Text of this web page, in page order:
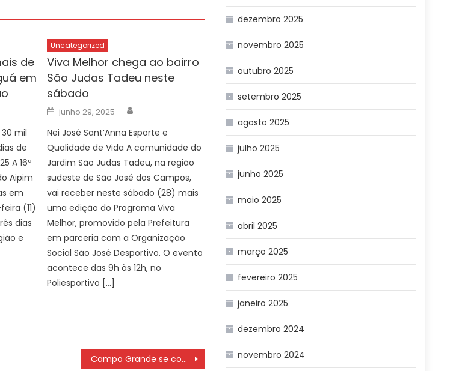
de
em
mil
de
A 16ª
Aipim
em
(11)
dias
e
Uncategorized
Viva Melhor chega ao bairro
São Judas Tadeu neste
sábado
Posted
on
junho 29, 2025
Nei José Sant’Anna Esporte e
Qualidade de Vida A comunidade do
Jardim São Judas Tadeu, na região
sudeste de São José dos Campos,
vai receber neste sábado (28) mais
uma edição do Programa Viva
Melhor, promovido pela Prefeitura
em parceria com a Organização
Social São José Desportivo. O evento
acontece das 9h às 12h, no
Poliesportivo […]
Campo Grande se consolida como polo de inovação no Know How Experience 2024 – CGNotícias
dezembro 2025
novembro 2025
outubro 2025
setembro 2025
agosto 2025
julho 2025
junho 2025
maio 2025
abril 2025
março 2025
fevereiro 2025
janeiro 2025
dezembro 2024
novembro 2024